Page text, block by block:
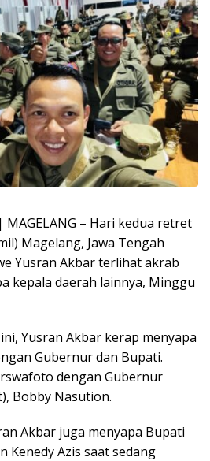
MAGELANG – Hari kedua retret
Magelang, Jawa Tengah
Yusran Akbar terlihat akrab
kepala daerah lainnya, Minggu
Yusran Akbar kerap menyapa
Gubernur dan Bupati.
dengan Gubernur
Bobby Nasution.
Akbar juga menyapa Bupati
Kenedy Azis saat sedang